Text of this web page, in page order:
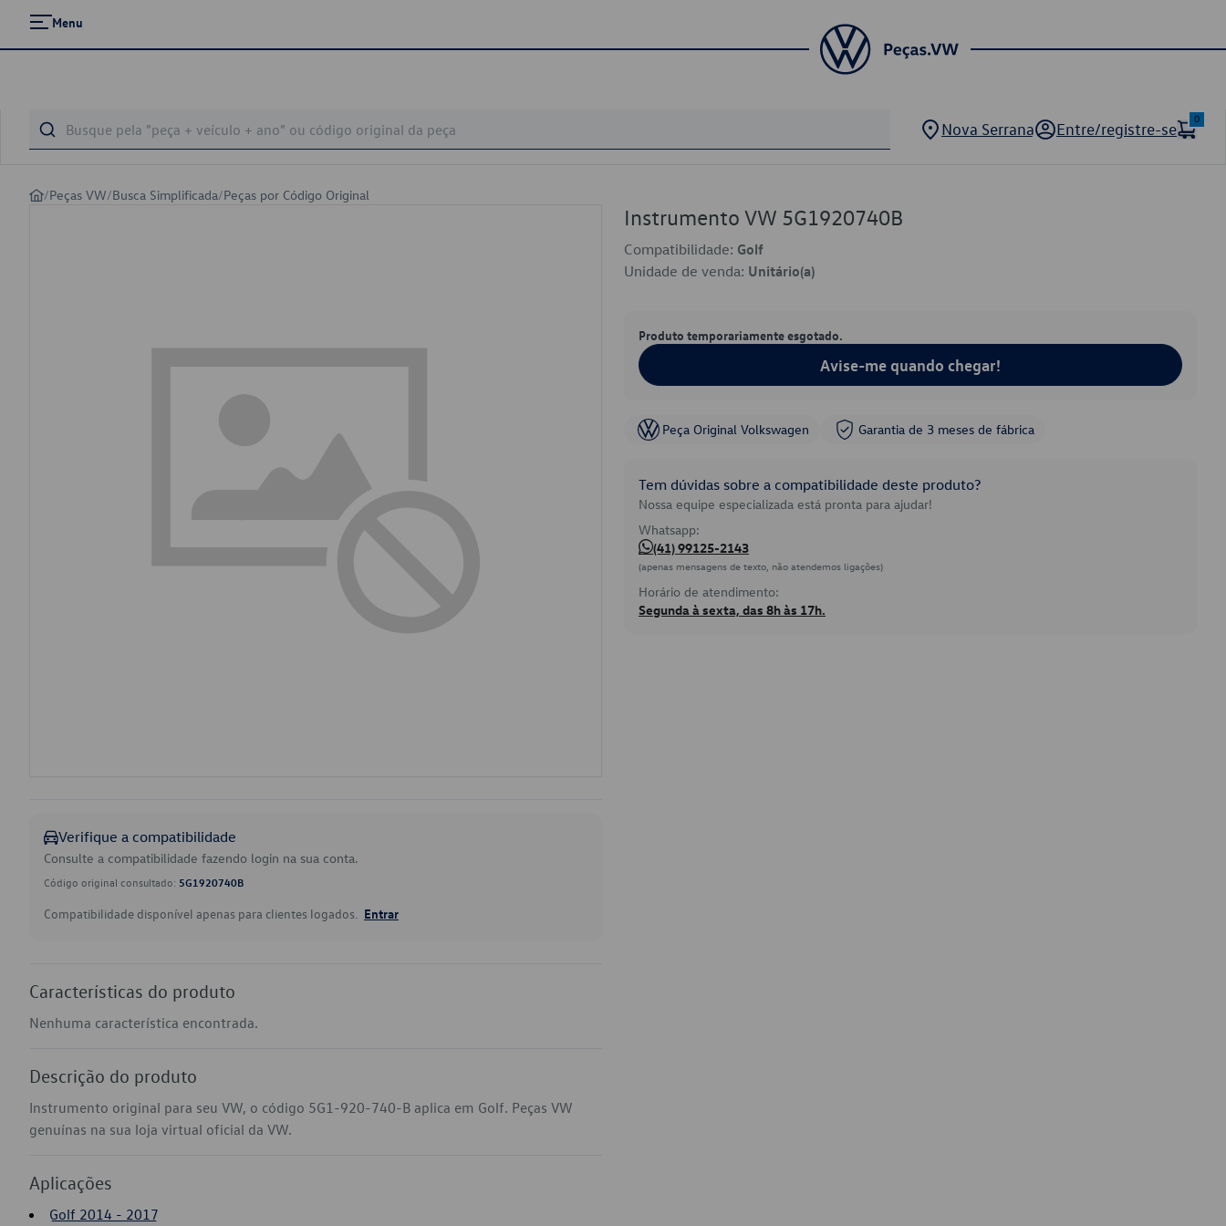
Menu
Nova Serrana Entre/registre-se
0
/Peças VW/Busca Simplificada/Peças por Código Original
Verifique a compatibilidade
Consulte a compatibilidade fazendo login na sua conta.
Código original consultado: 5G1920740B
Compatibilidade disponível apenas para clientes logados. Entrar
Características do produto
Nenhuma característica encontrada.
Descrição do produto
Instrumento original para seu VW, o código 5G1-920-740-B aplica em Golf. Peças VW
genuínas na sua loja virtual oficial da VW.
Aplicações
Golf 2014 - 2017
Instrumento VW 5G1920740B
Compatibilidade: Golf
Unidade de venda: Unitário(a)
Produto temporariamente esgotado.
Avise-me quando chegar!
Peça Original Volkswagen Garantia de 3 meses de fábrica
Tem dúvidas sobre a compatibilidade deste produto?
Nossa equipe especializada está pronta para ajudar!
Whatsapp:
(41) 99125-2143
(apenas mensagens de texto, não atendemos ligações)
Horário de atendimento:
Segunda à sexta, das 8h às 17h.